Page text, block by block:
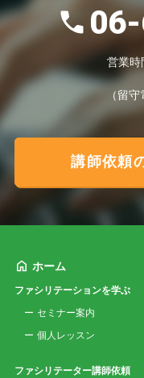
営業時
（留
講師依頼
ホーム
ファシリテーションを学ぶ
セミナー案内
個人レッスン
ファシリテーター講師依頼